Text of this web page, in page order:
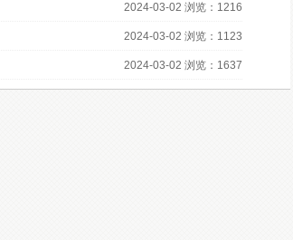
2024-03-02 浏览：1216
2024-03-02 浏览：1123
2024-03-02 浏览：1637